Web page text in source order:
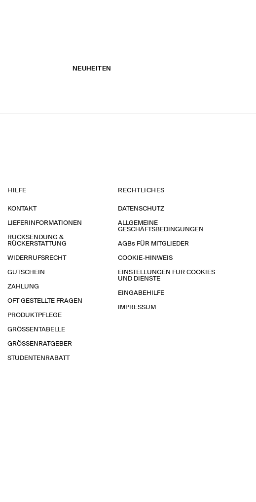
NEUHEITEN
HILFE
KONTAKT
LIEFERINFORMATIONEN
RÜCKSENDUNG &
RÜCKERSTATTUNG
WIDERRUFSRECHT
GUTSCHEIN
ZAHLUNG
OFT GESTELLTE FRAGEN
PRODUKTPFLEGE
GRÖSSENTABELLE
GRÖSSENRATGEBER
STUDENTENRABATT
RECHTLICHES
DATENSCHUTZ
ALLGEMEINE
GESCHÄFTSBEDINGUNGEN
AGBs FÜR MITGLIEDER
COOKIE-HINWEIS
EINSTELLUNGEN FÜR COOKIES
UND DIENSTE
EINGABEHILFE
IMPRESSUM